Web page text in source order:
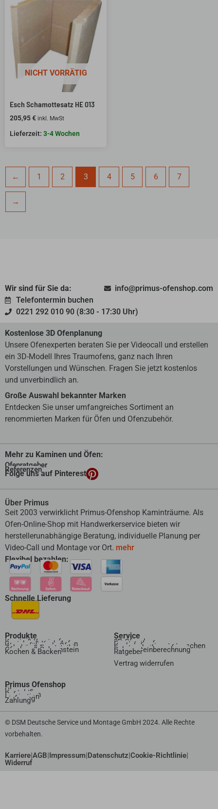
NICHT VORRÄTIG
Esch Schamottesatz HE 013
205,95€ inkl. MwSt
3-4 Wochen
← 1 2 3 4 5 6 7
→
Wir sind für Sie da:
info@primus-ofenshop.com
Telefontermin buchen
0221 292 010 90 (8:30 - 17:30 Uhr)
Kostenlose 3D Ofenplanung
Unsere Ofenexperten beraten Sie per Videocall und erstellen
ein 3D-Modell Ihres Traumofens, ganz nach Ihren
Vorstellungen und Wünschen. Fragen Sie jetzt kostenlos
und unverbindlich an.
Große Auswahl bekannter Marken
Entdecken Sie unser umfangreiches Sortiment an
renommierten Marken für Öfen und Ofenzubehör.
Mehr zu Kaminen und Öfen:
Ofenratgeber
Referenzen
Folge uns auf Pinterest
Über Primus
Seit 2003 verwirklicht Primus-Ofenshop Kaminträume. Als
Ofen-Online-Shop mit Handwerkerservice bieten wir
herstellerunabhängige Beratung, individuelle Planung per
Video-Call und Montage vor Ort. mehr
Flexibel bezahlen:
Schnelle Lieferung
Produkte
Kamin & Kaminofen
Speicher & Kachelofen
Wasserführende Öfen
Zubehör & Ersatzteile
Ofenbau & Schornstein
Kochen & Backen
Service
3D Ofenplanung
Ersatzteilanfrage
Kachelofeneinsatz tauschen
Ersatzscheibenanfrage
Schornsteinberechnung
Ratgeber
Vertrag widerrufen​
Primus Ofenshop
Über uns
Kontakt
Referenzen
Inspiration
Lieferung
Zahlung
© DSM Deutsche Service und Montage GmbH 2024. Alle Rechte
vorbehalten.
Karriere|AGB|Impressum|Datenschutz|Cookie-Richtlinie|
Widerruf